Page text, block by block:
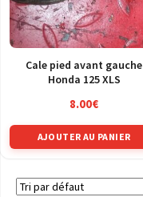
Cale pied avant gauche
Honda 125 XLS
8.00€
AJOUTER AU PANIER